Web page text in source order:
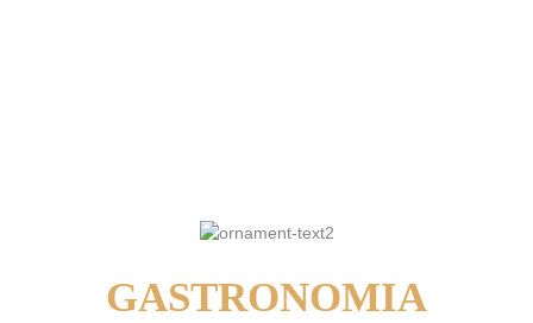
GASTRONOMIA